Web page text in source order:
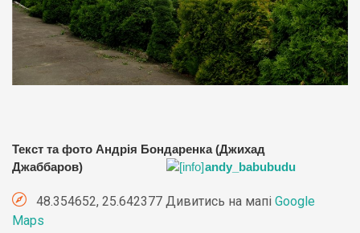
Текст та фото Андрія Бондаренка (Джихад
Джаббаров)
andy_babubudu
48.354652, 25.642377 Дивитись на мапі Google
Maps